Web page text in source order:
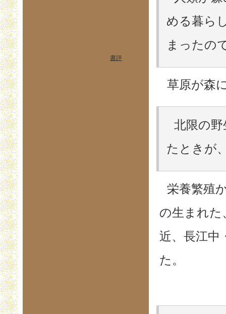
める暮ら
まったの
草原が森
北限の
たときが
栄養繁殖
の生まれた
近、長江中
た。
書評